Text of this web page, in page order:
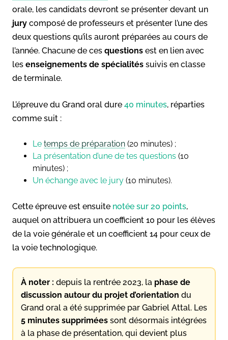
orale, les candidats devront se présenter devant un
jury composé de professeurs et présenter l’une des
deux questions qu’ils auront préparées au cours de
l’année. Chacune de ces questions est en lien avec
les enseignements de spécialités suivis en classe
de terminale.
L’épreuve du Grand oral dure 40 minutes, réparties
comme suit :
Le temps de préparation (20 minutes) ;
La présentation d’une de tes questions (10
minutes) ;
Un échange avec le jury (10 minutes).
Cette épreuve est ensuite notée sur 20 points,
auquel on attribuera un coefficient 10 pour les élèves
de la voie générale et un coefficient 14 pour ceux de
la voie technologique.
À noter : depuis la rentrée 2023, la phase de
discussion autour du projet d’orientation du
Grand oral a été supprimée par Gabriel Attal. Les
5 minutes supprimées sont désormais intégrées
à la phase de présentation, qui devient plus